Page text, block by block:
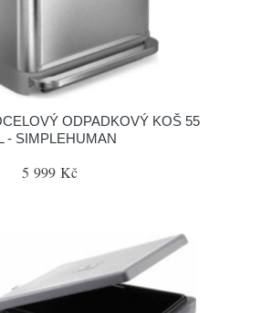
ODPADKOVÝ KOŠ 55
- SIMPLEHUMAN
5 999 Kč